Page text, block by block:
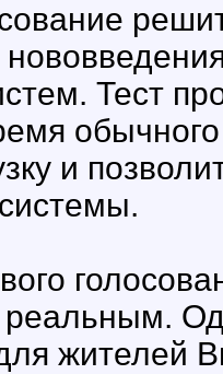
Тест
и
жителей